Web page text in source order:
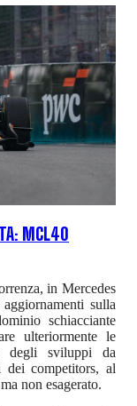
MCL40
in Mercedes
sulla
schiacciante
ulteriormente le
degli sviluppi da
dei competitors, al
non esagerato.